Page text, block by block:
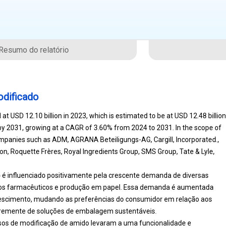
do relatório
USD 12.10 billion in 2023, which is estimated to be at USD 12.48 billion
2031, growing at a CAGR of 3.60% from 2024 to 2031. In the scope of
such as ADM, AGRANA Beteiligungs-AG, Cargill, Incorporated.,
Roquette Frères, Royal Ingredients Group, SMS Group, Tate & Lyle,
influenciado positivamente pela crescente demanda de diversas
farmacêuticos e produção em papel. Essa demanda é aumentada
mudando as preferências do consumidor em relação aos
de soluções de embalagem sustentáveis.
de modificação de amido levaram a uma funcionalidade e